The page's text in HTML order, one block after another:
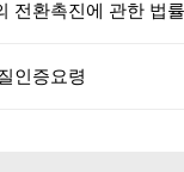
전환촉진에 관한 법
인증요령